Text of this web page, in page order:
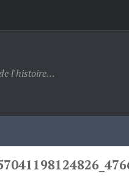
l'histoire…